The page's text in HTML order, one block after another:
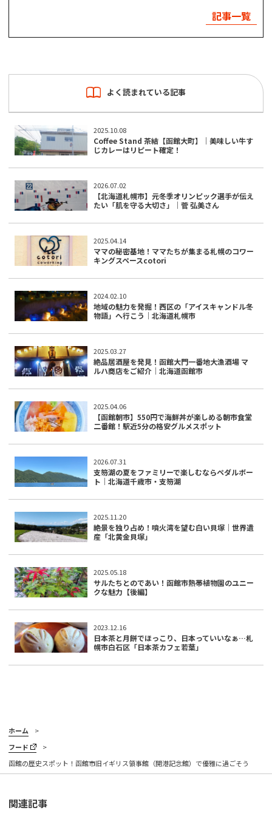
記事一覧
よく読まれている記事
2025.10.08
Coffee Stand 茶結【函館大町】｜美味しい牛す
じカレーはリピート確定！
2026.07.02
【北海道札幌市】元冬季オリンピック選手が伝え
たい「肌を守る大切さ」｜菅 弘美さん
2025.04.14
ママの秘密基地！ママたちが集まる札幌のコワー
キングスペースcotori
2024.02.10
地域の魅力を発掘！西区の「アイスキャンドル冬
物語」へ行こう｜北海道札幌市
2025.03.27
絶品居酒屋を発見！函館大門一番地大漁酒場 マ
ルハ商店をご紹介｜北海道函館市
2025.04.06
【函館朝市】550円で海鮮丼が楽しめる朝市食堂
二番館！駅近5分の格安グルメスポット
2026.07.31
支笏湖の夏をファミリーで楽しむならペダルボー
ト｜北海道千歳市・支笏湖
2025.11.20
絶景を独り占め！噴火湾を望む白い貝塚｜世界遺
産「北黄金貝塚」
2025.05.18
サルたちとのであい！函館市熱帯植物園のユニー
クな魅力【後編】
2023.12.16
日本茶と月餅でほっこり、日本っていいなぁ…札
幌市白石区「日本茶カフェ若葉」
ホーム
フード
函館の歴史スポット！函館市旧イギリス領事館（開港記念館）で優雅に過ごそう
関連記事